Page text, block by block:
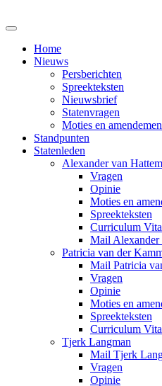
Home
Nieuws
Persberichten
Spreekteksten
Nieuwsbrief
Statenvragen
Moties en
Standpunten
Statenleden
Alexander van Hattem
Vragen
Opinie
Moties en
Spreekteksten
Curriculum
Mail Alexander
Patricia van der
Mail Patricia
Vragen
Opinie
Moties en
Spreekteksten
Curriculum
Tjerk Langman
Mail Tjerk
Vragen
Opinie